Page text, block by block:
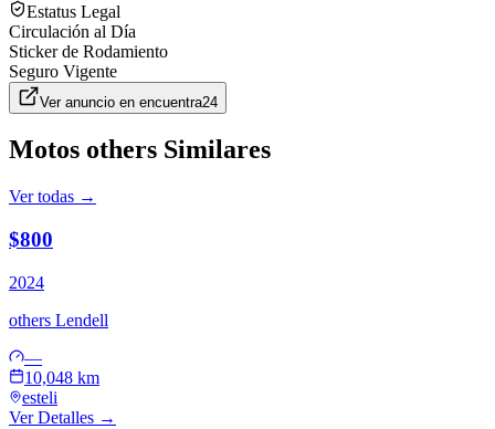
Estatus Legal
Circulación al Día
Sticker de Rodamiento
Seguro Vigente
Ver anuncio en encuentra24
Motos others Similares
Ver todas →
$800
2024
others Lendell
—
10,048 km
esteli
Ver Detalles →